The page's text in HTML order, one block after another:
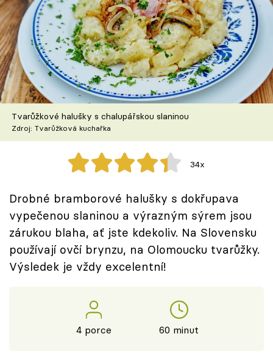
Články
TV Program
Škola vaření
Recepty z TV
Speciál: Cuketa
Těhotnej kuchař
Sledujte prima+
Přihlášení
Tvarůžkové halušky s chalupářskou slaninou
Zdroj: Tvarůžková kuchařka
34x
Drobné bramborové halušky s dokřupava
vypečenou slaninou a výrazným sýrem jsou
zárukou blaha, ať jste kdekoliv. Na Slovensku
používají ovčí brynzu, na Olomoucku tvarůžky.
Výsledek je vždy excelentní!
4 porce 60 minut